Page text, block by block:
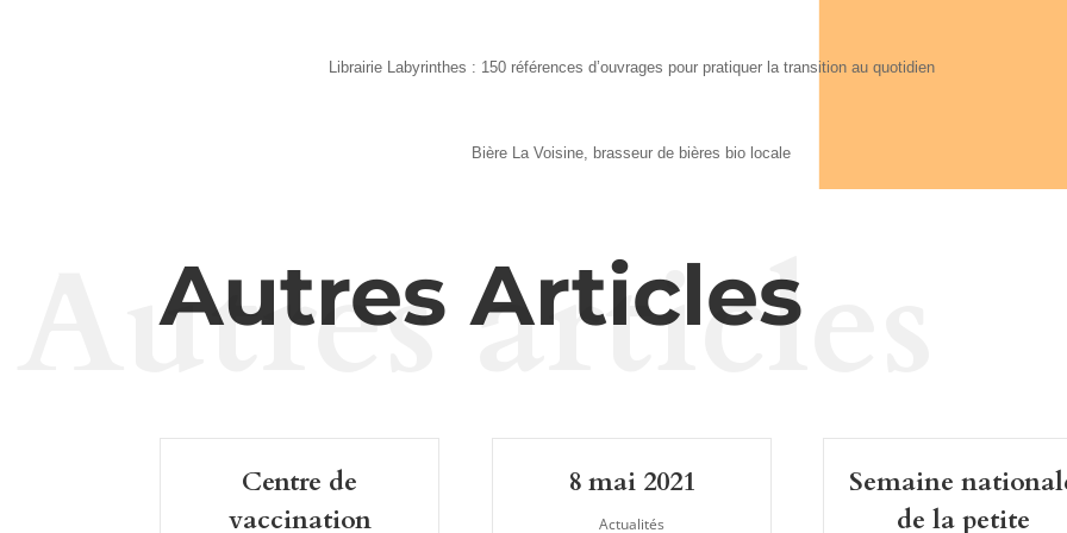
Librairie Labyrinthes : 150 références d’ouvrages pour pratiquer la transition au quotidien
Bière La Voisine, brasseur de bières bio locale
Autres Articles
Autres articles
Centre de
vaccination
8 mai 2021
Actualités
Semaine
de la petite